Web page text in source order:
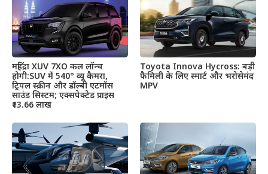
महिंद्रा XUV 7XO कल लॉन्च
होगी:SUV में 540° व्यू कैमरा,
ट्रिपल स्क्रीन और डॉल्बी एटमॉस
साउंड सिस्टम; एक्सपेक्टेड प्राइस
₹13.66 लाख
Toyota Innova Hycross: बड़ी
फैमिली के लिए स्मार्ट और भरोसेमंद
MPV